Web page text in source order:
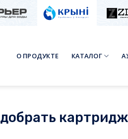
О ПРОДУКТЕ КАТАЛОГ